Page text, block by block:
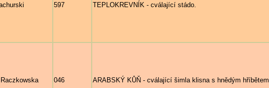
597 TEPLOKREVNÍK - cválající stádo.
046 ARABSKÝ KŮŇ - cválající šimla klisna s hnědým hříbětem.